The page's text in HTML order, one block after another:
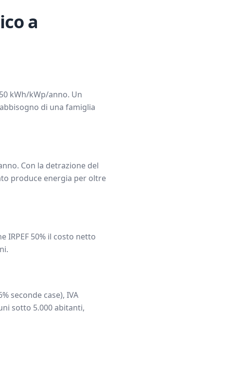
a
kWh/kWp/anno. Un
di una famiglia
Con la detrazione del
produce energia per oltre
IRPEF 50% il costo netto
seconde case), IVA
sotto 5.000 abitanti,